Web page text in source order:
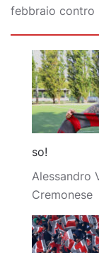
febbraio contro
so!
Alessandro
Cremonese